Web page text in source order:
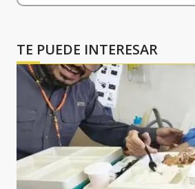
TE PUEDE INTERESAR